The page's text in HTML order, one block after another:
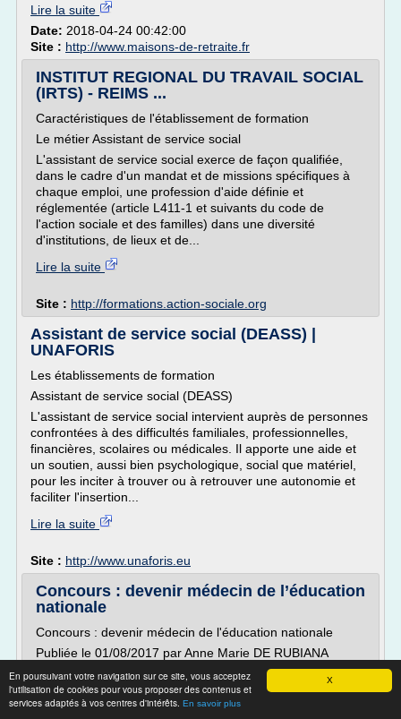
X
En poursuivant votre navigation sur ce site, vous acceptez
l'utilisation de cookies pour vous proposer des contenus et
services adaptés à vos centres d'intérêts. En savoir plus
Lire la suite
Date: 2018-04-24 00:42:00
Site : http://www.maisons-de-retraite.fr
INSTITUT REGIONAL DU TRAVAIL SOCIAL
(IRTS) - REIMS ...
Caractéristiques de l'établissement de formation
Le métier Assistant de service social
L'assistant de service social exerce de façon qualifiée,
dans le cadre d'un mandat et de missions spécifiques à
chaque emploi, une profession d'aide définie et
réglementée (article L411-1 et suivants du code de
l'action sociale et des familles) dans une diversité
d'institutions, de lieux et de...
Lire la suite
Site : http://formations.action-sociale.org
Assistant de service social (DEASS) |
UNAFORIS
Les établissements de formation
Assistant de service social (DEASS)
L'assistant de service social intervient auprès de personnes
confrontées à des difficultés familiales, professionnelles,
financières, scolaires ou médicales. Il apporte une aide et
un soutien, aussi bien psychologique, social que matériel,
pour les inciter à trouver ou à retrouver une autonomie et
faciliter l'insertion...
Lire la suite
Site : http://www.unaforis.eu
Concours : devenir médecin de l’éducation
nationale
Concours : devenir médecin de l'éducation nationale
Publiée le 01/08/2017 par Anne Marie DE RUBIANA
partage
Deux arrêtés du 10 juillet 2017 publiés le 1er août au J.O
autorisent au titre de l'année 2018, d'une part l'ouverture